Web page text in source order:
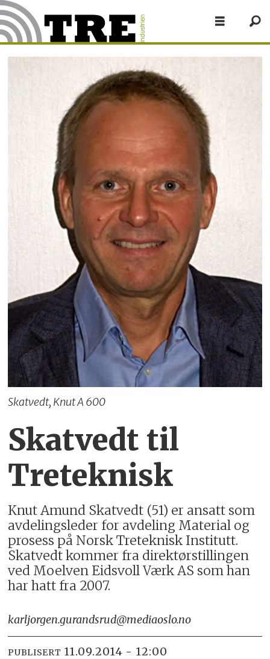
Skatvedt, Knut A 600
Skatvedt til
Treteknisk
Knut Amund Skatvedt (51) er ansatt som
avdelingsleder for avdeling Material og
prosess på Norsk Treteknisk Institutt.
Skatvedt kommer fra direktørstillingen
ved Moelven Eidsvoll Værk AS som han
har hatt fra 2007.
karljorgen.gurandsrud@mediaoslo.no
PUBLISERT 11.09.2014 - 12:00